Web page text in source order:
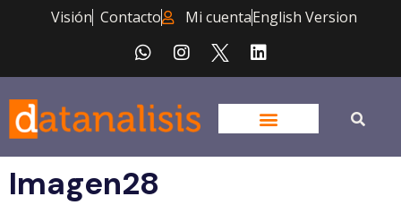
Visión Contacto Mi cuentaEnglish Version
Imagen28